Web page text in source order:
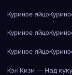
Куриное яйцо
Куриное яйцо
Куриное яйцо
Кэн Кизи — Над